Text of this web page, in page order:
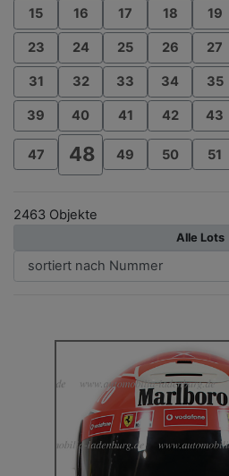
15 16 17 18 19
23 24 25 26 27
31 32 33 34 35
39 40 41 42 43
47 48 49 50 51
2463 Objekte
Alle Lots